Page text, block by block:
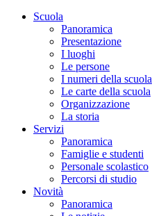
Scuola
Panoramica
Presentazione
I luoghi
Le persone
I numeri della scuola
Le carte della scuola
Organizzazione
La storia
Servizi
Panoramica
Famiglie e studenti
Personale scolastico
Percorsi di studio
Novità
Panoramica